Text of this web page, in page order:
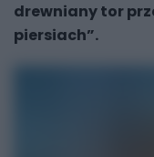
drewniany tor
piersiach”.